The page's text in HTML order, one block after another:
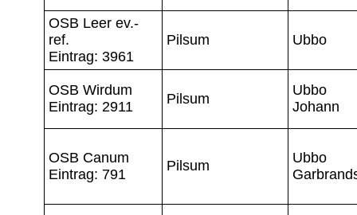
OSB Leer ev.-
ref.
Eintrag: 3961
Pilsum Ubbo
OSB Wirdum
Eintrag: 2911
Pilsum
Ubbo
Johann
OSB Canum
Eintrag: 791
Pilsum
Ubbo